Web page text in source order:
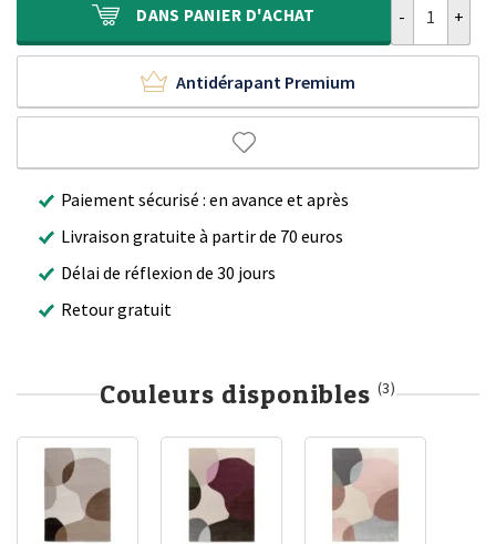
DANS PANIER D'ACHAT
Antidérapant Premium
Paiement sécurisé : en avance et après
Livraison gratuite à partir de 70 euros
Délai de réflexion de 30 jours
Retour gratuit
Couleurs disponibles (3)